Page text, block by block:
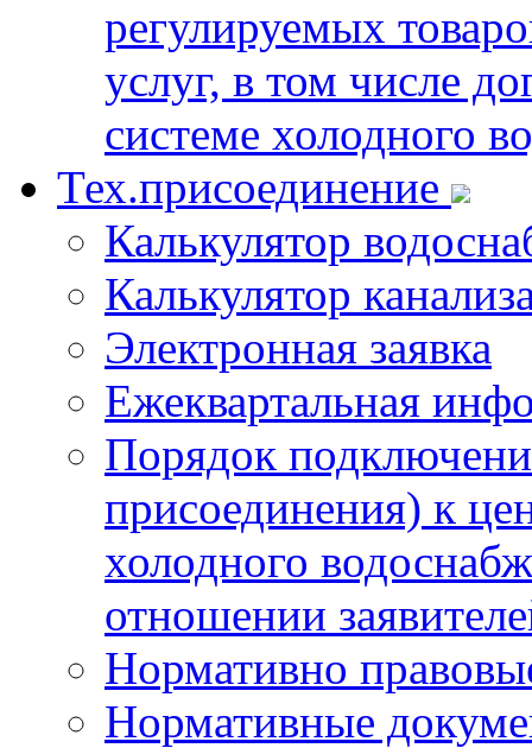
регулируемых
услуг, в том числе
системе холодного
Тех.присоединение
Калькулятор
Калькулятор
Электронная заявка
Ежеквартальная
Порядок
присоединения) к
холодного
отношении
Нормативно
Нормативные